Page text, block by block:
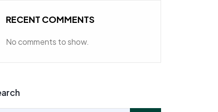
RECENT COMMENTS
No comments to show.